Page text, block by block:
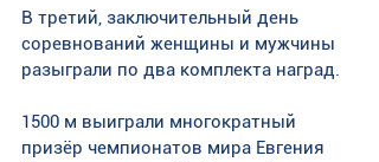
В третий, заключительный день
соревнований женщины и мужчины
разыграли по два комплекта наград.
1500 м выиграли многократный
призёр чемпионатов мира Евгения